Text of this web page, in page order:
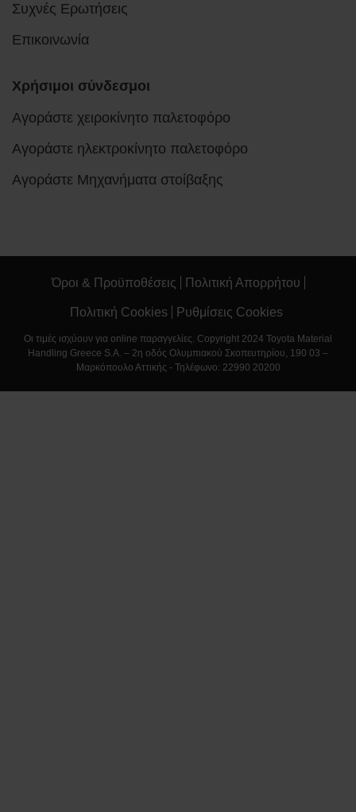
Συχνές Ερωτήσεις
Επικοινωνία
Χρήσιμοι σύνδεσμοι
Αγοράστε χειροκίνητο παλετοφόρο
Αγοράστε ηλεκτροκίνητο παλετοφόρο
Αγοράστε Μηχανήματα στοίβαξης
Όροι & Προϋποθέσεις Πολιτική Απορρήτου
Πολιτική Cookies Ρυθμίσεις Cookies
Οι τιμές ισχύουν για online παραγγελίες. Copyright 2024 Toyota Material
Handling Greece S.A. – 2η οδός Ολυμπιακού Σκοπευτηρίου, 190 03 –
Μαρκόπουλο Αττικής - Τηλέφωνο: 22990 20200